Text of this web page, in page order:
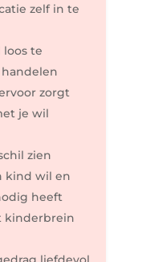
zelf in te
loos te
zorgt
je wil
zien
kind wil en
heeft
kinderbrein